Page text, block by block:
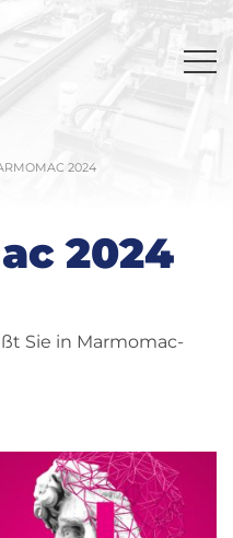
2024
2024
Sie in Marmomac-